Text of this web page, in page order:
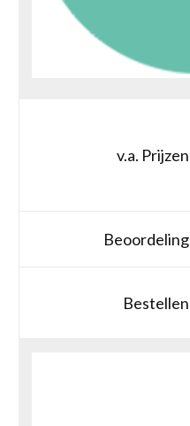
v.a. Prijzen
Beoordeling
Bestellen